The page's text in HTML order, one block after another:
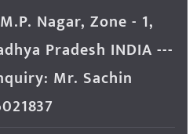
Nagar, Zone - 1,
Pradesh INDIA ---
Mr. Sachin